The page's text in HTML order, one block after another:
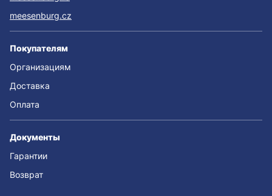
meesenburg.cz
Покупателям
Организациям
Доставка
Оплата
Документы
Гарантии
Возврат